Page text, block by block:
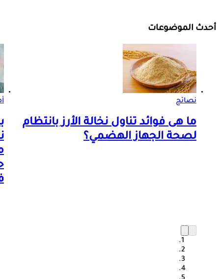
أحدث الموضوعات
نصائح
ما هى فوائد تناول نخالة الأرز بانتظام
لصحة الجهاز الهضمي؟